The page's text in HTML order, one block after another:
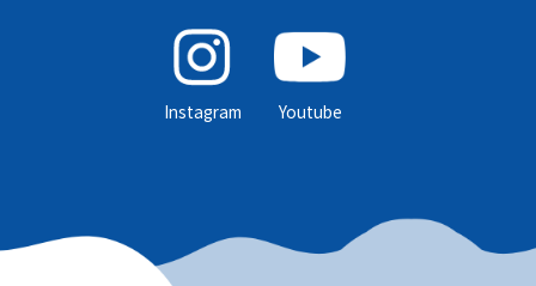
Instagram Youtube